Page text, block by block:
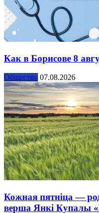
Как в Борисове 8
Общество 07.08.2026
Кожная пятніца —
верша Янкі Купалы